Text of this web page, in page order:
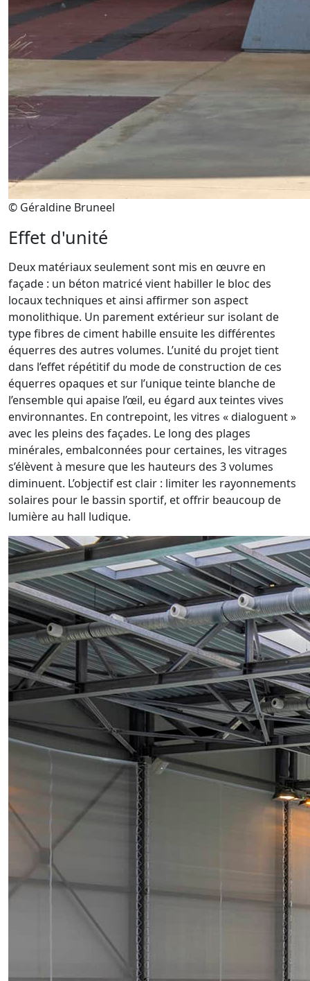
© Géraldine Bruneel
Effet d'unité
Deux matériaux seulement sont mis en œuvre en
façade : un béton matricé vient habiller le bloc des
locaux techniques et ainsi affirmer son aspect
monolithique. Un parement extérieur sur isolant de
type fibres de ciment habille ensuite les différentes
équerres des autres volumes. L’unité du projet tient
dans l’effet répétitif du mode de construction de ces
équerres opaques et sur l’unique teinte blanche de
l’ensemble qui apaise l’œil, eu égard aux teintes vives
environnantes. En contrepoint, les vitres « dialoguent »
avec les pleins des façades. Le long des plages
minérales, embalconnées pour certaines, les vitrages
s’élèvent à mesure que les hauteurs des 3 volumes
diminuent. L’objectif est clair : limiter les rayonnements
solaires pour le bassin sportif, et offrir beaucoup de
lumière au hall ludique.